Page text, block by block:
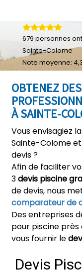
OBTENEZ
À SAINTE-
Vous envisagiez
Sainte-Colome
devis ?
Afin de faciliter
3devis piscine
de devis, nous
comparateur de
Des entreprises
pour piscine
vous fournir le
679 personnes
Sainte-Colome
Note moyenne:
Devis